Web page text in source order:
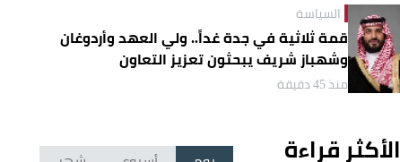
السياسة
قمة ثلاثية في جدة غداً.. ولي العهد وأردوغان
وشهباز شريف يبحثون تعزيز التعاون
منذ 45 دقيقة
الأكثر قراءة